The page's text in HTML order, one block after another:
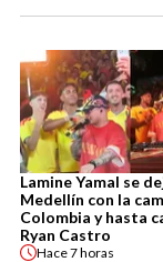
Lamine Yamal se
Medellín con la
Colombia y hasta
Ryan Castro
Hace7 horas